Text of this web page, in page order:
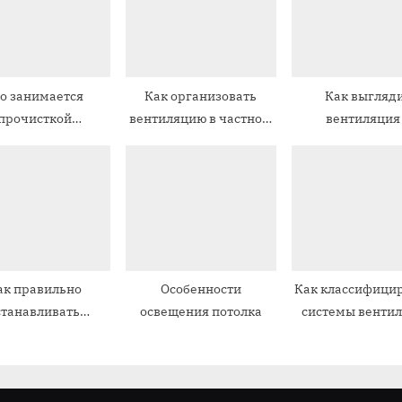
занимается
Как организовать
вентиляцию в частном
Как
вентиляция
правильно
Особенности
освещения потолка
Как
системы